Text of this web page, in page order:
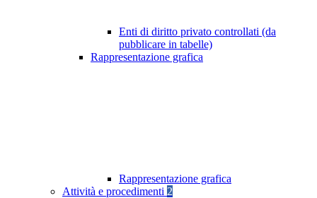
Enti di diritto privato controllati (da
pubblicare in tabelle)
Rappresentazione grafica
Rappresentazione grafica
Attività e procedimenti 2